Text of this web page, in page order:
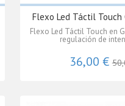
Flexo Led Táctil Touch
Flexo Led Táctil Touch en
regulación de
36,00 €